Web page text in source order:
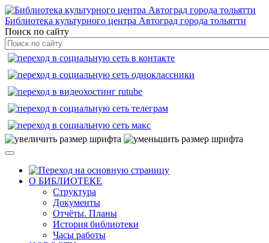
Библиотека культурного центра Автоград города тольятти
Поиск по сайту
О БИБЛИОТЕКЕ
Структура
Документы
Отчёты. Планы
История библиотеки
Часы работы